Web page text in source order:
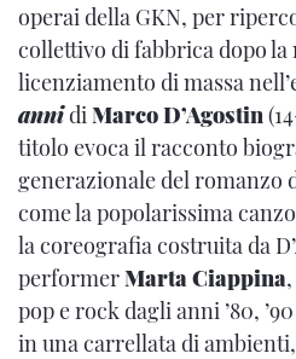
operai della GKN, per
collettivo di fabbrica dopo la
licenziamento di massa
annidiMarco D’Agostin
titolo evoca il racconto
generazionale del romanzo
come la popolarissima
la coreografia costruita da
performerMarta Ciappina
pop e rock dagli anni ’80,
in una carrellata di